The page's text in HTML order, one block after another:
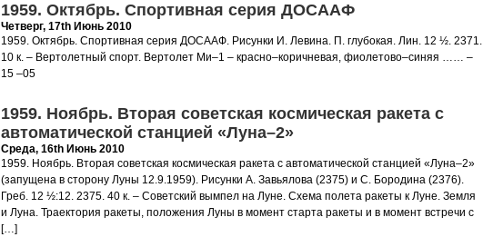
1959. Октябрь. Спортивная серия ДОСААФ
Четверг, 17th Июнь 2010
1959. Октябрь. Спортивная серия ДОСААФ. Рисунки И. Левина. П. глубокая. Лин. 12 ½. 2371.
10 к. – Вертолетный спорт. Вертолет Ми–1 – красно–коричневая, фиолетово–синяя …… –
15 –05
1959. Ноябрь. Вторая советская космическая ракета с
автоматической станцией «Луна–2»
Среда, 16th Июнь 2010
1959. Ноябрь. Вторая советская космическая ракета с автоматической станцией «Луна–2»
(запущена в сторону Луны 12.9.1959). Рисунки А. Завьялова (2375) и С. Бородина (2376).
Греб. 12 ½:12. 2375. 40 к. – Советский вымпел на Луне. Схема полета ракеты к Луне. Земля
и Луна. Траектория ракеты, положения Луны в момент старта ракеты и в момент встречи с
[…]